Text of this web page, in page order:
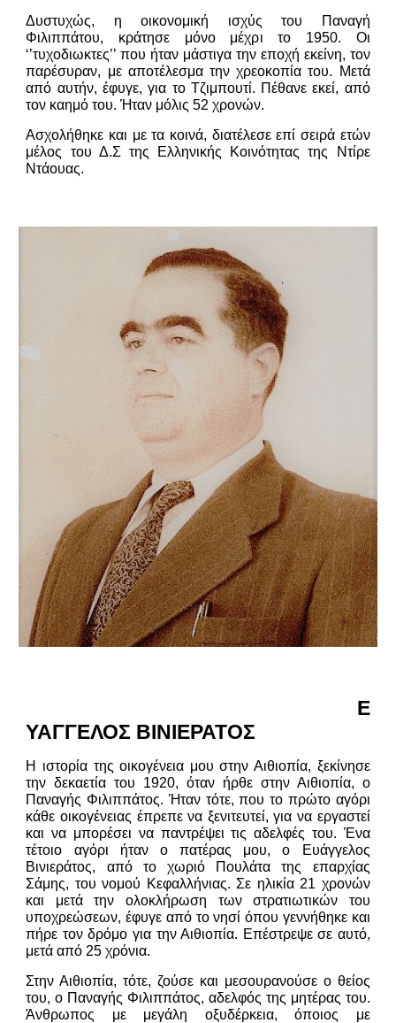
Δυστυχώς, η οικονομική ισχύς του Παναγή
Φιλιππάτου, κράτησε μόνο μέχρι το 1950. Οι
‘’τυχοδιωκτες’’ που ήταν μάστιγα την εποχή εκείνη, τον
παρέσυραν, με αποτέλεσμα την χρεοκοπία του. Μετά
από αυτήν, έφυγε, για το Τζιμπουτί. Πέθανε εκεί, από
τον καημό του. Ήταν μόλις 52 χρονών.
Ασχολήθηκε και με τα κοινά, διατέλεσε επί σειρά ετών
μέλος του Δ.Σ της Ελληνικής Κοινότητας της Ντίρε
Ντάουας.
Ε
ΥΑΓΓΕΛΟΣ ΒΙΝΙΕΡΑΤΟΣ
Η ιστορία της οικογένεια μου στην Αιθιοπία, ξεκίνησε
την δεκαετία του 1920, όταν ήρθε στην Αιθιοπία, ο
Παναγής Φιλιππάτος. Ήταν τότε, που το πρώτο αγόρι
κάθε οικογένειας έπρεπε να ξενιτευτεί, για να εργαστεί
και να μπορέσει να παντρέψει τις αδελφές του. Ένα
τέτοιο αγόρι ήταν ο πατέρας μου, ο Ευάγγελος
Βινιεράτος, από το χωριό Πουλάτα της επαρχίας
Σάμης, του νομού Κεφαλλήνιας. Σε ηλικία 21 χρονών
και μετά την ολοκλήρωση των στρατιωτικών του
υποχρεώσεων, έφυγε από το νησί όπου γεννήθηκε και
πήρε τον δρόμο για την Αιθιοπία. Επέστρεψε σε αυτό,
μετά από 25 χρόνια.
Στην Αιθιοπία, τότε, ζούσε και μεσουρανούσε ο θείος
του, ο Παναγής Φιλιππάτος, αδελφός της μητέρας του.
Άνθρωπος
με μεγάλη οξυδέρκεια, όποιος με